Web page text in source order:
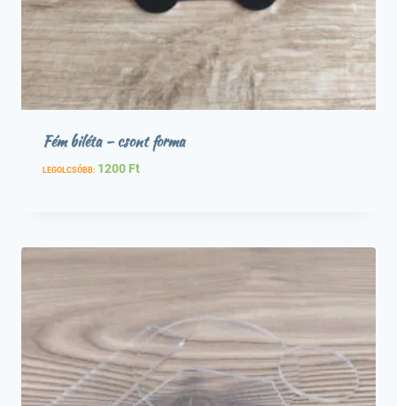
Fém biléta – csont forma
LEGOLCSÓBB: 1200 Ft